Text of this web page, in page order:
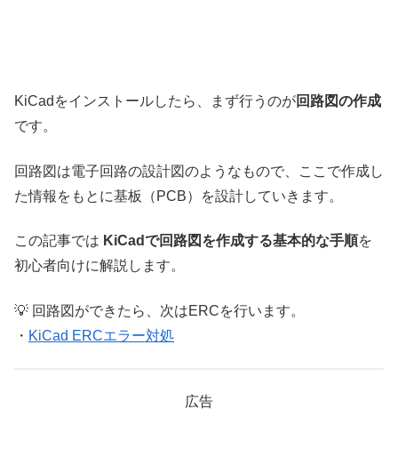
KiCadをインストールしたら、まず行うのが回路図の作成
です。
回路図は電子回路の設計図のようなもので、ここで作成し
た情報をもとに基板（PCB）を設計していきます。
この記事では KiCadで回路図を作成する基本的な手順を
初心者向けに解説します。
💡 回路図ができたら、次はERCを行います。
・ KiCad ERCエラー対処
広告